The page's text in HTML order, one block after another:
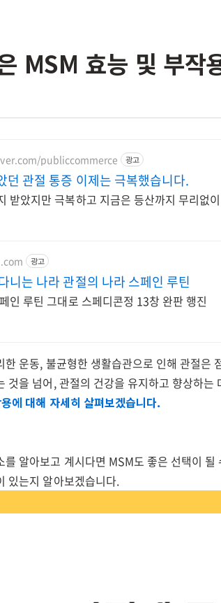
MSM 효능 및 부작
publiccommerce 광고
던 관절 통증 이제는 극복했습니다.
받았지만 극복하고 지금은 등산까지 무리없
광고
니는 나라 관절의 나라 스페인 루틴
인 루틴 그대로 스페디콘정 13창 완판 행진
한 운동, 불균형한 생활습관으로 인해 관절은
것을 넘어, 관절의 건강을 유지하고 향상하는
에 대해 자세히 살펴보겠습니다.
를 알아보고 계시다면 MSM도 좋은 선택이
있는지 알아보겠습니다.